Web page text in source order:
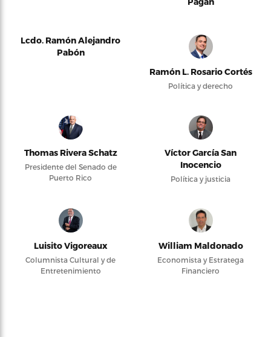
Lcdo. Ramón Alejandro
Pabón
Ramón L. Rosario Cortés
Política y derecho
Thomas Rivera Schatz
Presidente del Senado de
Puerto Rico
Víctor García San
Inocencio
Política y justicia
Luisito Vigoreaux
Columnista Cultural y de
Entretenimiento
William Maldonado
Economista y Estratega
Financiero